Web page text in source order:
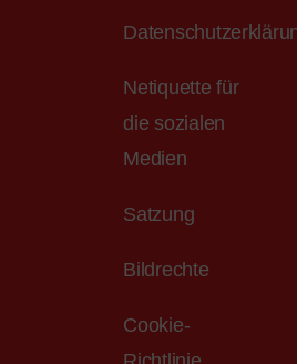
Netiquette für
die sozialen
Medien
Satzung
Bildrechte
Cookie-